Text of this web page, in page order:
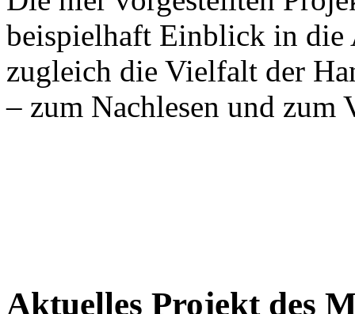
beispielhaft Einblick in
zugleich die Vielfalt der
– zum Nachlesen und zum
Aktuelles Projekt des